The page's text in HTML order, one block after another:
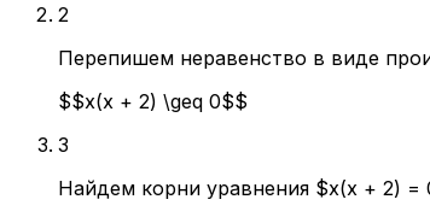
2
Перепишем неравенство в виде
$$x(x + 2) \geq 0$$
3
Найдем корни уравнения $x(x + 2)